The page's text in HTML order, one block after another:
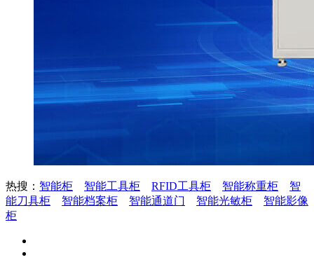
热搜： 智能柜 智能工具柜 RFID工具柜 智能称重柜
智
能刀具柜
智能档案柜 智能通道门 智能光敏柜
智能影像
柜